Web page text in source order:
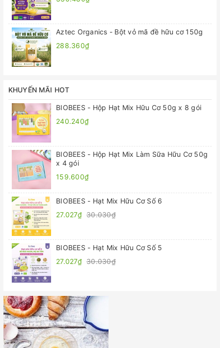
Aztec Organics - Bột vỏ mã đề hữu cơ 150g
288.360₫
KHUYẾN MÃI HOT
BIOBEES - Hộp Hạt Mix Hữu Cơ 50g x 8 gói
240.240₫
BIOBEES - Hộp Hạt Mix Làm Sữa Hữu Cơ 50g
x 4 gói
159.600₫
BIOBEES - Hạt Mix Hữu Cơ Số 6
27.027₫ 30.030₫
BIOBEES - Hạt Mix Hữu Cơ Số 5
27.027₫ 30.030₫